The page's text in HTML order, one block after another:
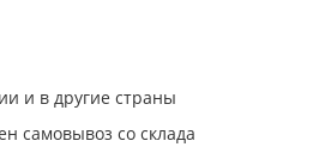
и в другие страны
самовывоз со склада